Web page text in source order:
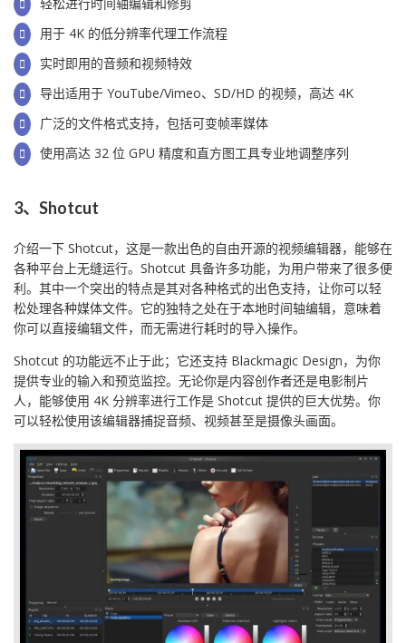
用于 4K 的低分辨率代理工作流程
实时即用的音频和视频特效
导出适用于 YouTube/Vimeo、SD/HD 的视频，高达 4K
广泛的文件格式支持，包括可变帧率媒体
使用高达 32 位 GPU 精度和直方图工具专业地调整序列
3、Shotcut
介绍一下 Shotcut，这是一款出色的自由开源的视频编辑器，能够在
各种平台上无缝运行。Shotcut 具备许多功能，为用户带来了很多便
利。其中一个突出的特点是其对各种格式的出色支持，让你可以轻
松处理各种媒体文件。它的独特之处在于本地时间轴编辑，意味着
你可以直接编辑文件，而无需进行耗时的导入操作。
Shotcut 的功能远不止于此；它还支持 Blackmagic Design，为你
提供专业的输入和预览监控。无论你是内容创作者还是电影制片
人，能够使用 4K 分辨率进行工作是 Shotcut 提供的巨大优势。你
可以轻松使用该编辑器捕捉音频、视频甚至是摄像头画面。